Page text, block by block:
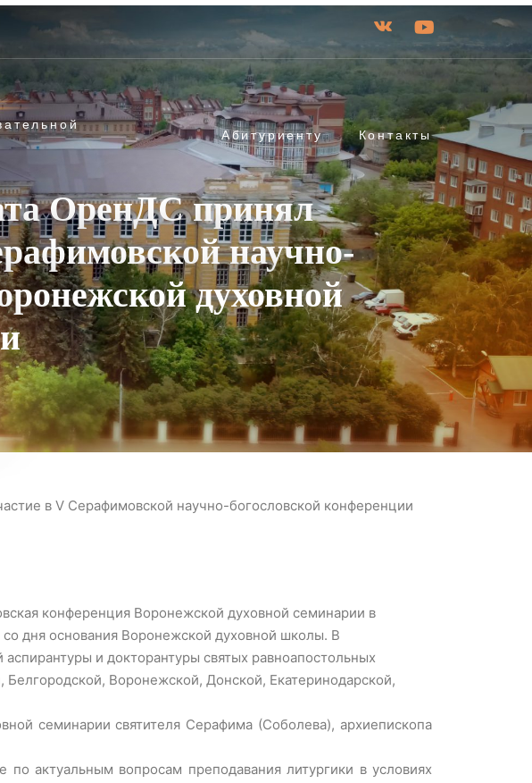
Абитуриенту Контакты
ОренДС принял
научно-
духовной
в V Серафимовской научно-богословской конференции
конференция Воронежской духовной семинарии в
дня основания Воронежской духовной школы. В
и докторантуры святых равноапостольных
Воронежской, Донской, Екатеринодарской,
семинарии святителя Серафима (Соболева), архиепископа
актуальным вопросам преподавания литургики в условиях